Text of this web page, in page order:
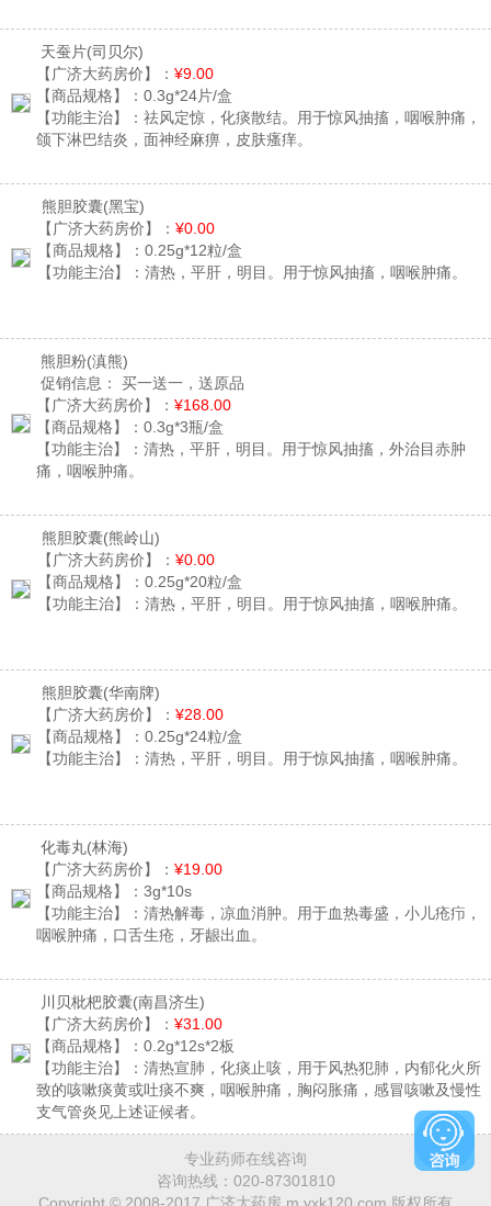
天蚕片(司贝尔)
【广济大药房价】： ¥9.00
【商品规格】： 0.3g*24片/盒
【功能主治】： 祛风定惊，化痰散结。用于惊风抽搐，咽喉肿痛，
颌下淋巴结炎，面神经麻痹，皮肤瘙痒。
熊胆胶囊(黑宝)
【广济大药房价】： ¥0.00
【商品规格】： 0.25g*12粒/盒
【功能主治】： 清热，平肝，明目。用于惊风抽搐，咽喉肿痛。
熊胆粉(滇熊)
促销信息：
买一送一，送原品
【广济大药房价】： ¥168.00
【商品规格】： 0.3g*3瓶/盒
【功能主治】： 清热，平肝，明目。用于惊风抽搐，外治目赤肿
痛，咽喉肿痛。
熊胆胶囊(熊岭山)
【广济大药房价】： ¥0.00
【商品规格】： 0.25g*20粒/盒
【功能主治】： 清热，平肝，明目。用于惊风抽搐，咽喉肿痛。
熊胆胶囊(华南牌)
【广济大药房价】： ¥28.00
【商品规格】： 0.25g*24粒/盒
【功能主治】： 清热，平肝，明目。用于惊风抽搐，咽喉肿痛。
化毒丸(林海)
【广济大药房价】： ¥19.00
【商品规格】： 3g*10s
【功能主治】： 清热解毒，凉血消肿。用于血热毒盛，小儿疮疖，
咽喉肿痛，口舌生疮，牙龈出血。
川贝枇杷胶囊(南昌济生)
【广济大药房价】： ¥31.00
【商品规格】： 0.2g*12s*2板
【功能主治】： 清热宣肺，化痰止咳，用于风热犯肺，内郁化火所
致的咳嗽痰黄或吐痰不爽，咽喉肿痛，胸闷胀痛，感冒咳嗽及慢性
支气管炎见上述证候者。
专业药师在线咨询
咨询热线： 020-87301810